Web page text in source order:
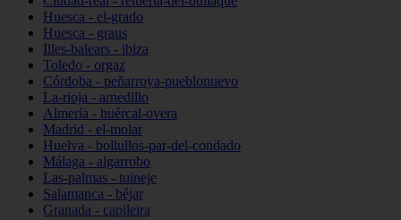
Huesca - el-grado
Huesca - graus
Illes-balears - ibiza
Toledo - orgaz
Córdoba - peñarroya-pueblonuevo
La-rioja - arnedillo
Almería - huércal-overa
Madrid - el-molar
Huelva - bollullos-par-del-condado
Málaga - algarrobo
Las-palmas - tuineje
Salamanca - béjar
Granada - capileira